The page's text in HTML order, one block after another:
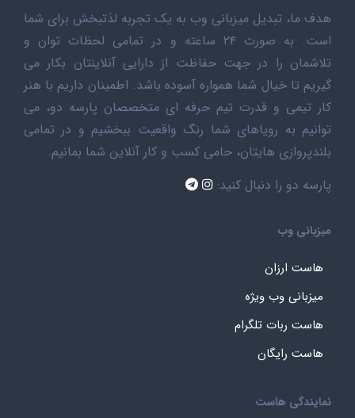
هدف ما، تبدیل میزبانی وب به یک تجربه لذتبخش برای شما
است. به صورت ۲۴ ساعته و در تمامی لحظات توان و
تلاشمان را در جهت حفاظت از دارایی آنلاینتان بکار می
گیریم تا خیال شما همواره آسوده باشد. اطمینان داریم با هنر
کار تیمی و قدرت تیم حرفه ای متخصصان پارسه دو، می
توانیم به رویاهای شما رنگ واقعیت ببخشیم و در تمامی
بلندپروازی هایتان، حامی کسب و کار آنلاین شما بمانیم.
پارسه دو را دنبال کنید:
میزبانی وب
هاست ارزان
میزبانی وب ویژه
هاست ربات تلگرام
هاست رایگان
نمایندگی هاست